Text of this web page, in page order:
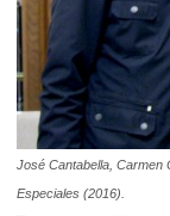
José Cantabella, Carmen
Especiales (2016).